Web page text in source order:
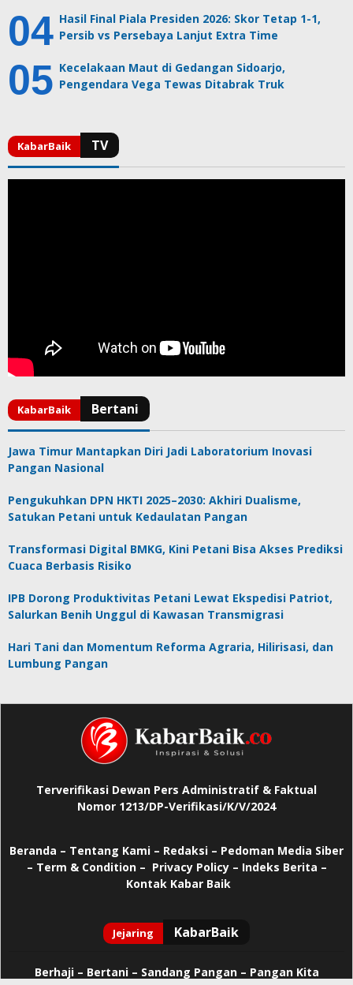
Hasil Final Piala Presiden 2026: Skor Tetap 1-1,
Persib vs Persebaya Lanjut Extra Time
Kecelakaan Maut di Gedangan Sidoarjo,
Pengendara Vega Tewas Ditabrak Truk
Jawa Timur Mantapkan Diri Jadi Laboratorium Inovasi
Pangan Nasional
Pengukuhkan DPN HKTI 2025–2030: Akhiri Dualisme,
Satukan Petani untuk Kedaulatan Pangan
Transformasi Digital BMKG, Kini Petani Bisa Akses Prediksi
Cuaca Berbasis Risiko
IPB Dorong Produktivitas Petani Lewat Ekspedisi Patriot,
Salurkan Benih Unggul di Kawasan Transmigrasi
Hari Tani dan Momentum Reforma Agraria, Hilirisasi, dan
Lumbung Pangan
Terverifikasi Dewan Pers Administratif & Faktual
Nomor 1213/DP-Verifikasi/K/V/2024
Beranda – Tentang Kami – Redaksi – Pedoman Media Siber
– Term & Condition – Privacy Policy– Indeks Berita –
Kontak Kabar Baik
Berhaji– Bertani – Sandang Pangan – Pangan Kita